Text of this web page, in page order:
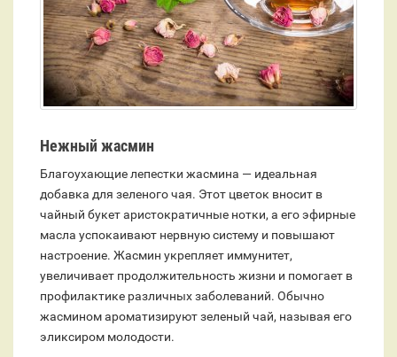
Нежный жасмин
Благоухающие лепестки жасмина — идеальная
добавка для зеленого чая. Этот цветок вносит в
чайный букет аристократичные нотки, а его эфирные
масла успокаивают нервную систему и повышают
настроение. Жасмин укрепляет иммунитет,
увеличивает продолжительность жизни и помогает в
профилактике различных заболеваний. Обычно
жасмином ароматизируют зеленый чай, называя его
эликсиром молодости.